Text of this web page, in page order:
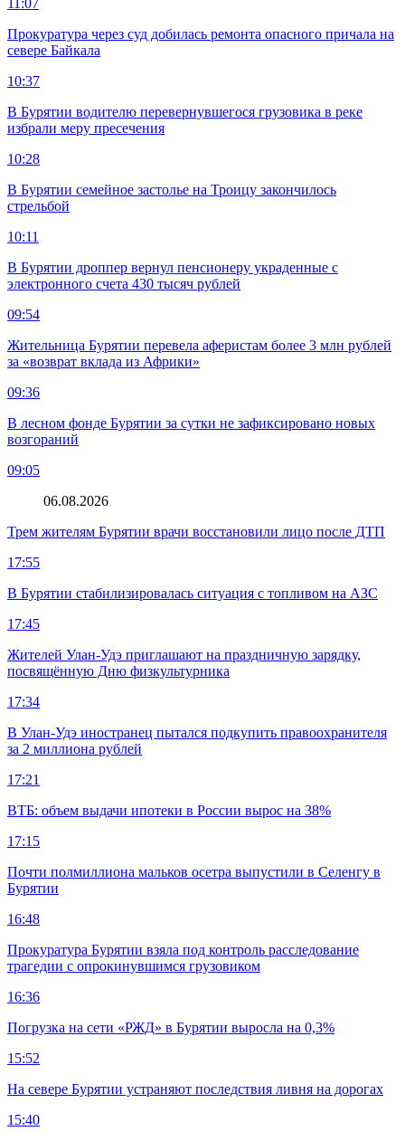
Прокуратура через суд добилась ремонта опасного причала на
севере Байкала
10:37
В Бурятии водителю перевернувшегося грузовика в реке
избрали меру пресечения
10:28
В Бурятии семейное застолье на Троицу закончилось
стрельбой
10:11
В Бурятии дроппер вернул пенсионеру украденные с
электронного счета 430 тысяч рублей
09:54
Жительница Бурятии перевела аферистам более 3 млн рублей
за «возврат вклада из Африки»
09:36
В лесном фонде Бурятии за сутки не зафиксировано новых
возгораний
09:05
06.08.2026
Трем жителям Бурятии врачи восстановили лицо после ДТП
17:55
В Бурятии стабилизировалась ситуация с топливом на АЗС
17:45
Жителей Улан-Удэ приглашают на праздничную зарядку,
посвящённую Дню физкультурника
17:34
В Улан-Удэ иностранец пытался подкупить правоохранителя
за 2 миллиона рублей
17:21
ВТБ: объем выдачи ипотеки в России вырос на 38%
17:15
Почти полмиллиона мальков осетра выпустили в Селенгу в
Бурятии
16:48
Прокуратура Бурятии взяла под контроль расследование
трагедии с опрокинувшимся грузовиком
16:36
Погрузка на сети «РЖД» в Бурятии выросла на 0,3%
15:52
На севере Бурятии устраняют последствия ливня на дорогах
15:40